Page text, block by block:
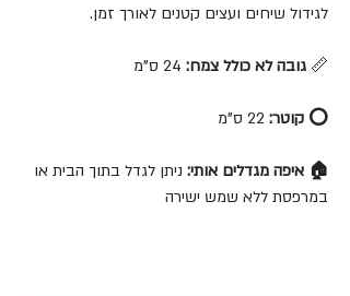
‬לגידול‭ ‬שיחים‭ ‬ועצים‭ ‬קטנים‭ ‬לאורך‭ ‬זמן‭.
‬📏 גובה לא כולל צמח:
⭕️ קוטר:
🏠 איפה מגדלים אותי: ניתן לגדל בתוך הבית או
במרפסת ללא שמש ישירה